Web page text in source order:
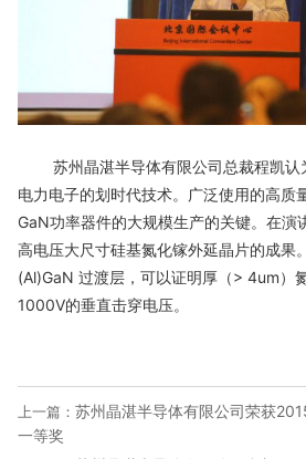
苏州晶湛半导体有限公司总裁程凯认
电力电子的划时代技术。广泛使用的高质
GaN功率器件的大规模生产的关键。在演
高电压大尺寸硅基氮化镓外延晶片的成果
(Al)GaN 过渡层，可以证明厚（> 4um）
1000V的垂直击穿电压。
上一篇： 苏州晶湛半导体有限公司荣获
一等奖